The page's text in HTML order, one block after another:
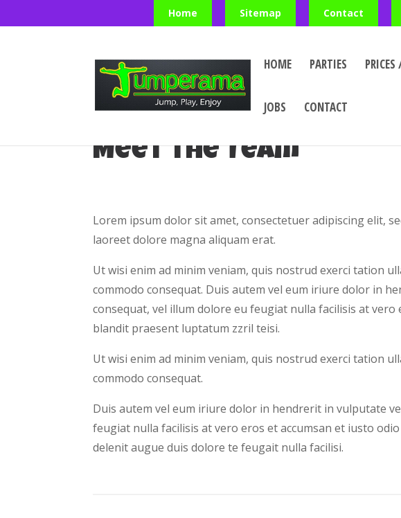
Home Sitemap Contact
HOME PARTIES
JOBS CONTACT
Meet the Team
Lorem ipsum dolor sit amet, consectetuer adipiscing elit,
laoreet dolore magna aliquam erat.
Ut wisi enim ad minim veniam, quis nostrud exerci tation
commodo consequat. Duis autem vel eum iriure dolor in
consequat, vel illum dolore eu feugiat nulla facilisis at
blandit praesent luptatum zzril teisi.
Ut wisi enim ad minim veniam, quis nostrud exerci tation
commodo consequat.
Duis autem vel eum iriure dolor in hendrerit in vulputate
feugiat nulla facilisis at vero eros et accumsan et iusto
delenit augue duis dolore te feugait nulla facilisi.